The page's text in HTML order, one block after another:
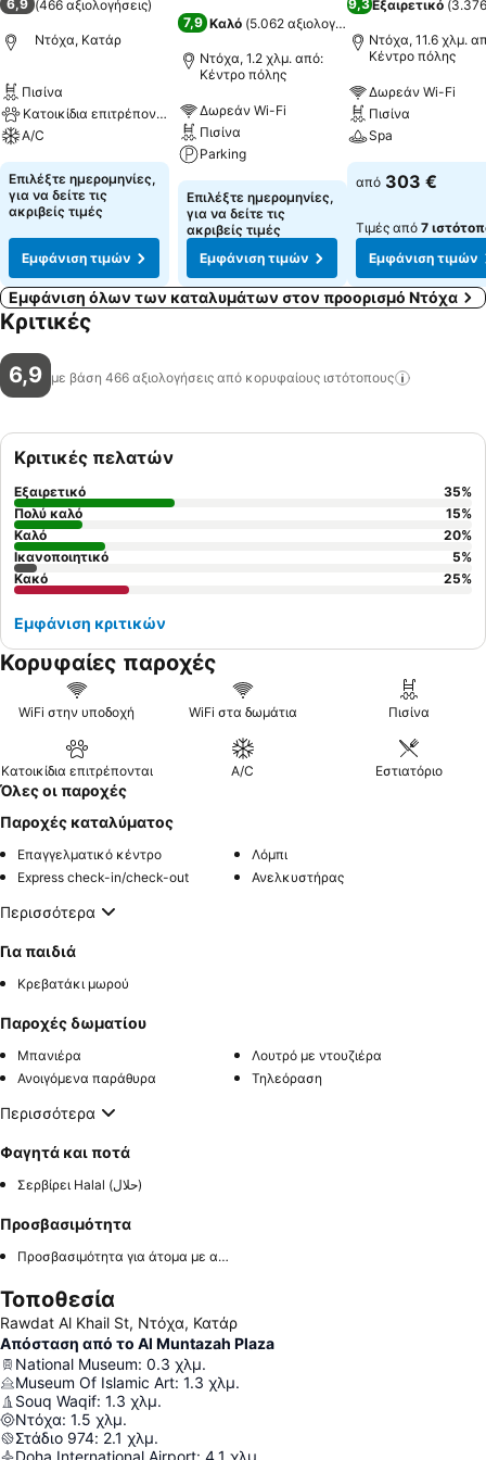
6,9 (466 αξιολογήσεις)
Ντόχα, Κατάρ
Πισίνα
Κατοικίδια επιτρέπονται
A/C
Επιλέξτε ημερομηνίες,
για να δείτε τις
ακριβείς τιμές
Εμφάνιση τιμών
7,9 Καλό (5.062 αξιολογήσεις
Ντόχα, 1.2 χλμ. από:
Κέντρο πόλης
Δωρεάν Wi-Fi
Πισίνα
Parking
Επιλέξτε ημερομηνίες,
για να δείτε τις
ακριβείς τιμές
Εμφάνιση τιμών
9,3Εξαιρετικό (3.376
Ντόχα, 11.6 χλμ.
Κέντρο πόλης
Δωρεάν Wi-Fi
Πισίνα
Spa
από 303 €
Τιμές από 7
Εμφάνιση τιμών
Εμφάνιση όλων των καταλυμάτων στον προορισμό Ντόχα
Κριτικές
6,9 με βάση 466 αξιολογήσεις από κορυφαίους ιστότοπους
Κριτικές πελατών
Εξαιρετικό 35%
Πολύ καλό
15%
Καλό
20%
Ικανοποιητικό
5%
Κακό
25%
Εμφάνιση κριτικών
Κορυφαίες παροχές
WiFi στην υποδοχή WiFi στα δωμάτια Πισίνα
Κατοικίδια επιτρέπονται A/C Εστιατόριο
Όλες οι παροχές
Παροχές καταλύματος
Επαγγελματικό κέντρο
Λόμπι
Express check-in/check-out
Ανελκυστήρας
Περισσότερα
Για παιδιά
Κρεβατάκι μωρού
Παροχές δωματίου
Μπανιέρα
Λουτρό με ντουζιέρα
Ανοιγόμενα παράθυρα
Τηλεόραση
Περισσότερα
Φαγητά και ποτά
Σερβίρει Halal (حلال)
Προσβασιμότητα
Προσβασιμότητα για άτομα με αναπηρία στο δωμάτιο
Τοποθεσία
Rawdat Al Khail St, Ντόχα, Κατάρ
Απόσταση από το Al Muntazah Plaza
National Museum: 0.3 χλμ.
Museum Of Islamic Art: 1.3 χλμ.
Souq Waqif: 1.3 χλμ.
Ντόχα: 1.5 χλμ.
Στάδιο 974: 2.1 χλμ.
Doha International Airport: 4.1 χλμ.